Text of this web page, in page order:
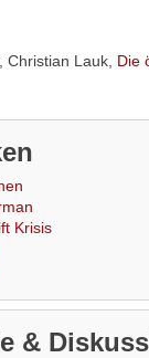
Christian Lauk, Die
Krisis
&